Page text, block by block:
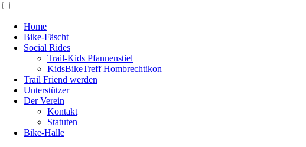
Home
Bike-Fäscht
Social Rides
Trail-Kids Pfannenstiel
KidsBikeTreff Hombrechtikon
Trail Friend werden
Unterstützer
Der Verein
Kontakt
Statuten
Bike-Halle